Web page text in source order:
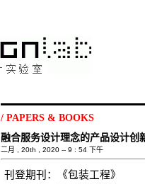
/ PAPERS & BOOKS
融合服务设计理念的产品设计创
二月 , 20th , 2020 -- 9 : 54 下午
刊登期刊：《包装工程》